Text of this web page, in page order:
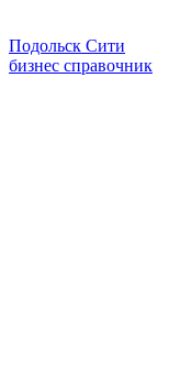
Подольск Сити
бизнес справочник